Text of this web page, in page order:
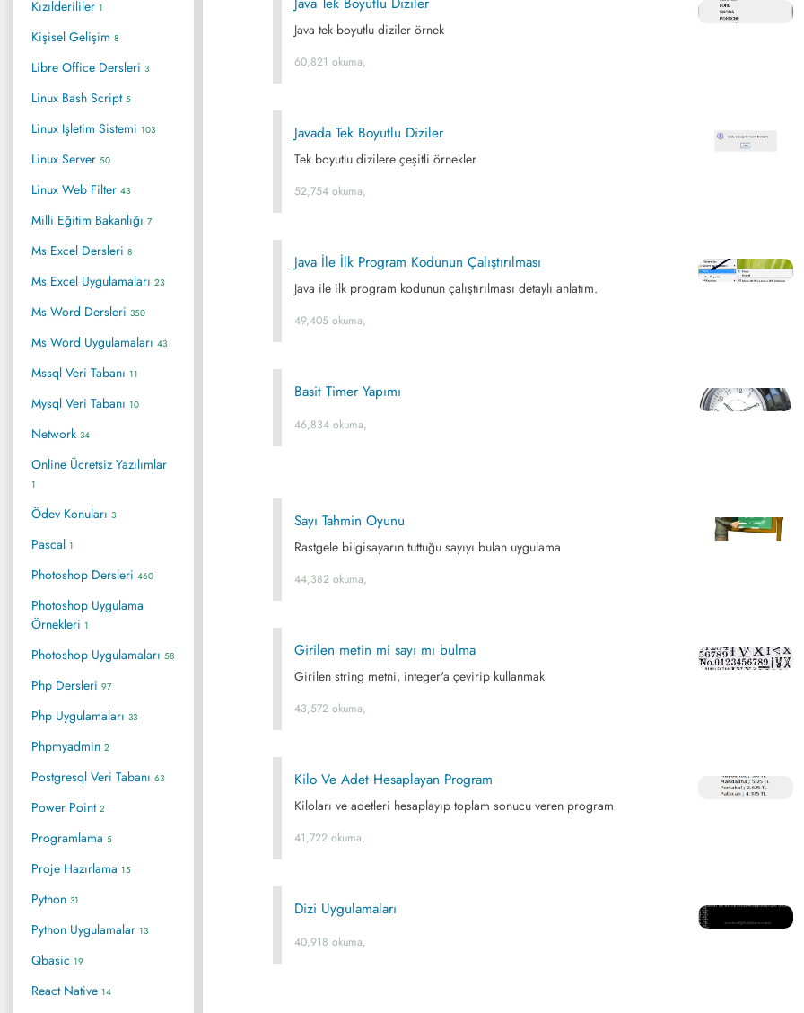
Kızılderililer 1
Kişisel Gelişim 8
Libre Office Dersleri 3
Linux Bash Script 5
Linux Işletim Sistemi 103
Linux Server 50
Linux Web Filter 43
Milli Eğitim Bakanlığı 7
Ms Excel Dersleri 8
Ms Excel Uygulamaları 23
Ms Word Dersleri 350
Ms Word Uygulamaları 43
Mssql Veri Tabanı 11
Mysql Veri Tabanı 10
Network 34
Online Ücretsiz Yazılımlar
1
Ödev Konuları 3
Pascal 1
Photoshop Dersleri 460
Photoshop Uygulama
Örnekleri 1
Photoshop Uygulamaları 58
Php Dersleri 97
Php Uygulamaları 33
Phpmyadmin 2
Postgresql Veri Tabanı 63
Power Point 2
Programlama 5
Proje Hazırlama 15
Python 31
Python Uygulamalar 13
Qbasic 19
React Native 14
Java tek boyutlu diziler örnek
60,821 okuma,
Javada Tek Boyutlu Diziler
Tek boyutlu dizilere çeşitli örnekler
52,754 okuma,
Java İle İlk Program Kodunun Çalıştırılması
Java ile ilk program kodunun çalıştırılması detaylı anlatım.
49,405 okuma,
Basit Timer Yapımı
46,834 okuma,
Sayı Tahmin Oyunu
Rastgele bilgisayarın tuttuğu sayıyı bulan uygulama
44,382 okuma,
Girilen metin mi sayı mı bulma
Girilen string metni, integer'a çevirip kullanmak
43,572 okuma,
Kilo Ve Adet Hesaplayan Program
Kiloları ve adetleri hesaplayıp toplam sonucu veren program
41,722 okuma,
Dizi Uygulamaları
40,918 okuma,